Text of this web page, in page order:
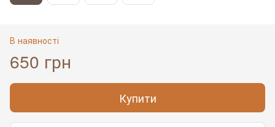
В наявності
650 грн
Купити